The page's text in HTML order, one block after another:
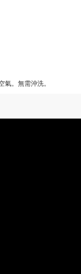
氣。無需沖洗。